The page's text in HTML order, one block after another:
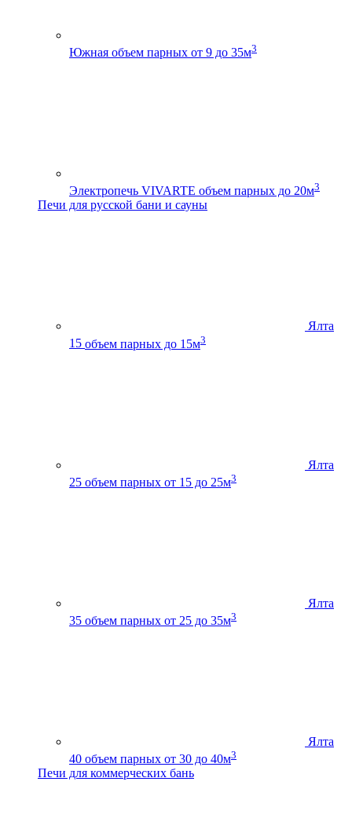
Южная объем парных от 9 до 35м3
Электропечь VIVARTE объем парных до 20м3
Печи для русской бани и сауны
Ялта
15 объем парных до 15м3
Ялта
25 объем парных от 15 до 25м3
Ялта
35 объем парных от 25 до 35м3
Ялта
40 объем парных от 30 до 40м3
Печи для коммерческих бань